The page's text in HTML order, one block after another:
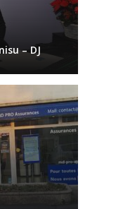
– DJ